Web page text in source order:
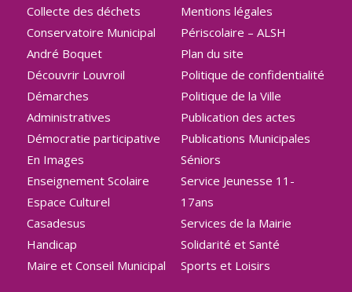
Collecte des déchets
Conservatoire Municipal
André Boquet
Découvrir Louvroil
Démarches
Administratives
Démocratie participative
En Images
Enseignement Scolaire
Espace Culturel
Casadesus
Handicap
Maire et Conseil Municipal
Mentions légales
Périscolaire – ALSH
Plan du site
Politique de confidentialité
Politique de la Ville
Publication des actes
Publications Municipales
Séniors
Service Jeunesse 11-
17ans
Services de la Mairie
Solidarité et Santé
Sports et Loisirs